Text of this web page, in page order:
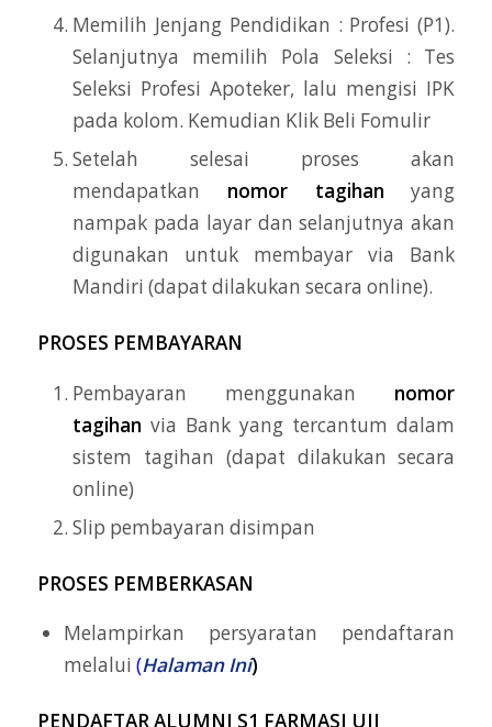
Memilih Jenjang Pendidikan : Profesi (P1).
Selanjutnya memilih Pola Seleksi : Tes
Seleksi Profesi Apoteker, lalu mengisi IPK
pada kolom. Kemudian Klik Beli Fomulir
Setelah selesai proses akan
mendapatkan nomor tagihanyang
nampak pada layar dan selanjutnya akan
digunakan untuk membayar via Bank
Mandiri (dapat dilakukan secara online).
PROSES PEMBAYARAN
Pembayaran menggunakan nomor
tagihan via Bank yang tercantum dalam
sistem tagihan (dapat dilakukan secara
online)
Slip pembayaran disimpan
PROSES PEMBERKASAN
Melampirkan persyaratan pendaftaran
melalui (Halaman Ini)
PENDAFTAR ALUMNI S1 FARMASI UII